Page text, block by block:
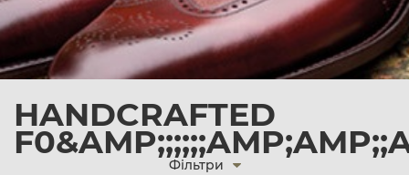
HANDCRAFTED
Фільтри